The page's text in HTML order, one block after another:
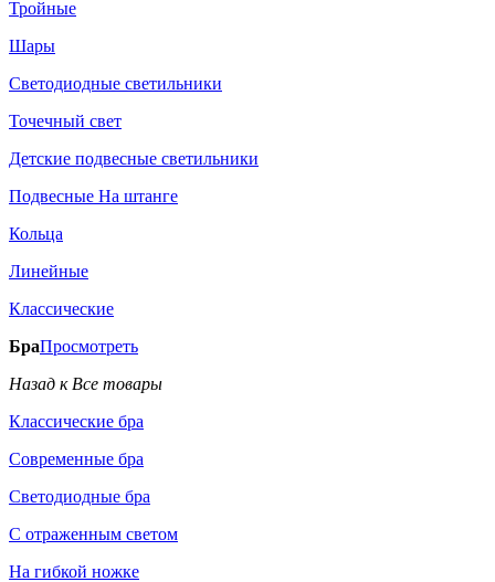
Тройные
Шары
Светодиодные светильники
Точечный свет
Детские подвесные светильники
Подвесные На штанге
Кольца
Линейные
Классические
БраПросмотреть
Назад к Все товары
Классические бра
Современные бра
Светодиодные бра
С отраженным светом
На гибкой ножке